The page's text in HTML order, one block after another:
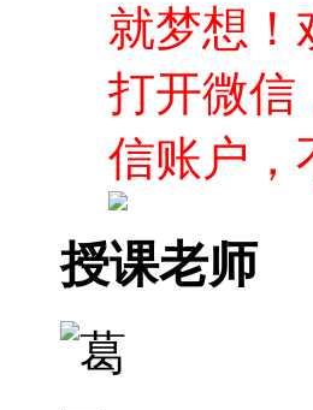
就梦想！
打开微信
信账户，
授课老师